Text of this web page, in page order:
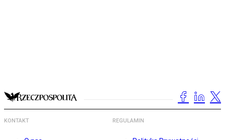
KONTAKT REGULAMIN